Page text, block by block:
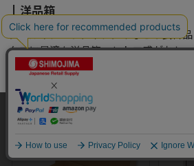
当サイトはクッキー（Cookie）を使用していま
だける場合は「OK」をクリックしてください。
OK
洋品箱
タオルやシーツ、ネクタイなどの衣料
クスに最適な洋品箱。レトロ感がおし
商品を入れるだけでギフト箱になって
けると窓から中身が見えるタイプを中